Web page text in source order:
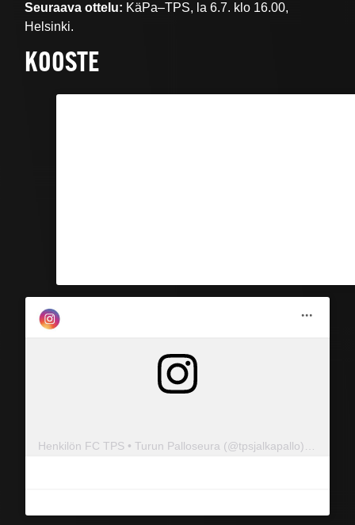
Seuraava ottelu: KäPa–TPS, la 6.7. klo 16.00,
Helsinki.
KOOSTE